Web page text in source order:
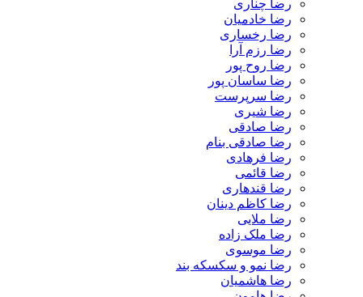
رضا چناری
رضا خادمیان
رضا رخساری
رضا رزم آرا
رضا روح پور
رضا ساسان پور
رضا سرپرست
رضا شیری
رضا صادقی
رضا صادقی بنام
رضا فرهادی
رضا قائمی
رضا قندهاری
رضا کاظم دینان
رضا ملایی
رضا ملک زاده
رضا موسوی
رضا نمو و سکسکه بند
رضا هاشمیان